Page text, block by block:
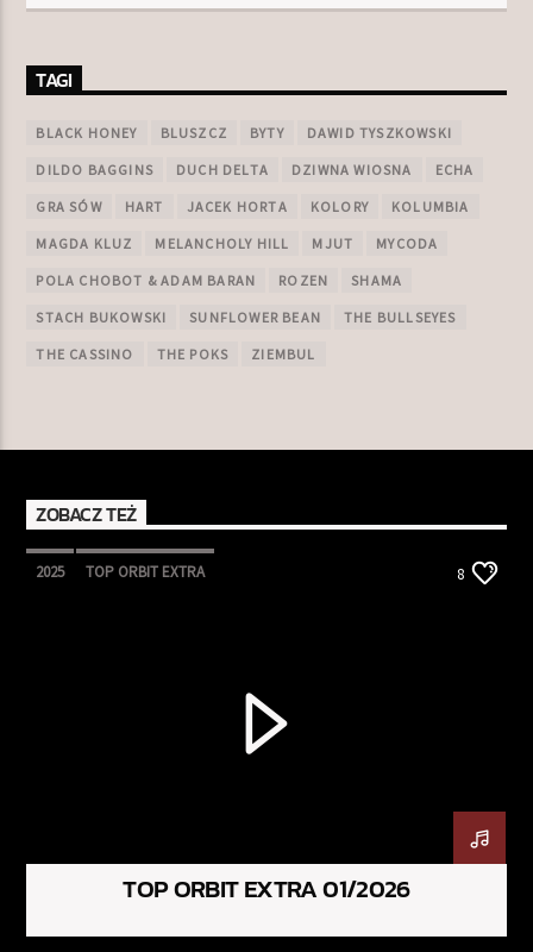
TAGI
BLACK HONEY BLUSZCZ BYTY DAWID TYSZKOWSKI
DILDO BAGGINS DUCH DELTA DZIWNA WIOSNA ECHA
GRA SÓW HART JACEK HORTA KOLORY KOLUMBIA
MAGDA KLUZ MELANCHOLY HILL MJUT MYCODA
POLA CHOBOT & ADAM BARAN ROZEN SHAMA
STACH BUKOWSKI SUNFLOWER BEAN THE BULLSEYES
THE CASSINO THE POKS ZIEMBUL
ZOBACZ TEŻ
2025 TOP ORBIT EXTRA 8
TOP ORBIT EXTRA 01/2026